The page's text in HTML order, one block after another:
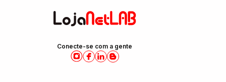
Conecte-se com a gente